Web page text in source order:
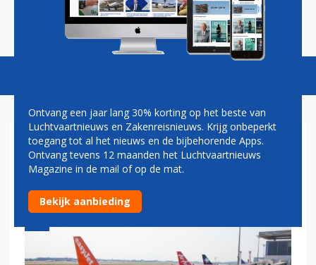
Magazine Podcasts Vacatures
VOOR EASYJET DREIGT
OPSPLITSING EN VERKOOP
Ontvang een jaar lang 30% korting op het beste van
Luchtvaartnieuws en Zakenreisnieuws. Krijg onbeperkt
toegang tot al het nieuws en de bijbehorende Apps.
Ontvang tevens 12 maanden het Luchtvaartnieuws
Magazine in de mail of op de mat.
Bekijk aanbieding